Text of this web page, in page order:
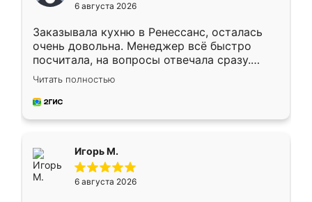
6 августа 2026
Заказывала кухню в Ренессанс, осталась
очень довольна. Менеджер всё быстро
посчитала, на вопросы отвечала сразу.
Замерщик приехал в субботу, подошёл к
делу со всей ответственностью. Собрали
за день, ребята работали аккуратно, даже
Читать полностью
Игорь М.
6 августа 2026